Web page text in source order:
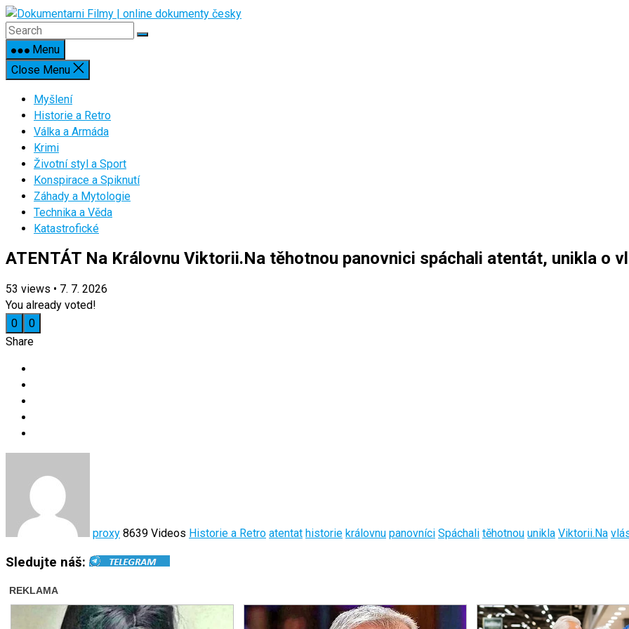
Skip
to
contentMenu
Close Menu
Myšlení
Historie a Retro
Válka a Armáda
Krimi
Životní styl a Sport
Konspirace a Spiknutí
Záhady a Mytologie
Technika a Věda
Katastrofické
ATENTÁT Na Královnu Viktorii.Na těhotnou panovnici spáchali atentát, unikla o
53 views • 7. 7. 2026
You already voted!
0
0
Share
proxy 8639 Videos Historie a Retro atentat historie královnu panovníci Spáchali těhotnou unikla Viktorii.Na
Sledujte náš: